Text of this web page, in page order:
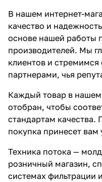
В нашем интернет-
качество и
основе нашей работы
производителей. Мы
клиентов и стремимся
партнерами, чья
Каждый товар в нашем
отобран, чтобы
стандартам качества.
покупка принесет вам
Техника потока —
розничный магазин,
системах фильтрации